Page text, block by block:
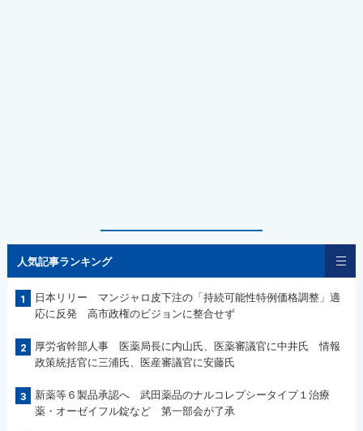
人気記事ランキング
1
日本リリー マンジャロ皮下注の「持続可能性特例価格調整」適
応に反発 高市政権のビジョンに整合せず
2
厚労省幹部人事 医薬局長に内山氏、医薬審議官に中井氏 情報
政策統括官に三浦氏、医産審議官に安藤氏
3
新薬等６製品承認へ 武田薬品のナルコレプシータイプ１治療
薬・オーゼイフル錠など 第一部会が了承